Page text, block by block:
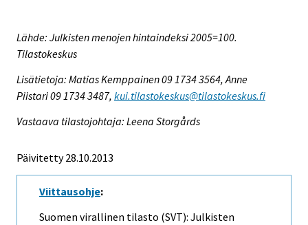
Lähde: Julkisten menojen hintaindeksi 2005=100.
Tilastokeskus
Lisätietoja: Matias Kemppainen 09 1734 3564, Anne
Piistari 09 1734 3487, kui.tilastokeskus@tilastokeskus.fi
Vastaava tilastojohtaja: Leena Storgårds
Päivitetty 28.10.2013
Viittausohje:
Suomen virallinen tilasto (SVT): Julkisten